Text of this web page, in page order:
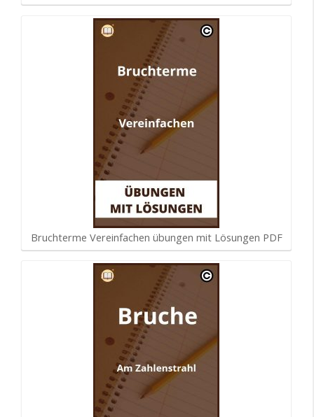
Bruchterme Vereinfachen übungen mit Lösungen PDF